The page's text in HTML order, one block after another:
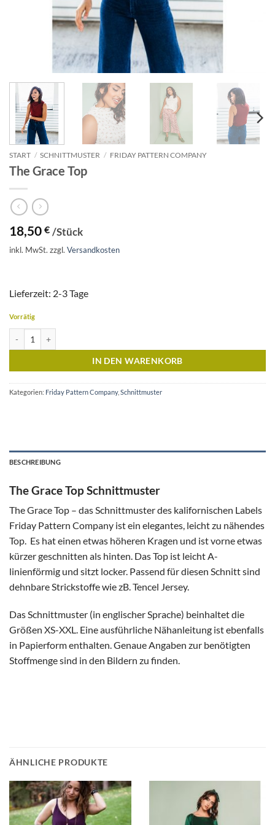
START / SCHNITTMUSTER / FRIDAY PATTERN COMPANY
The Grace Top
18,50 € /Stück
inkl. MwSt. zzgl. Versandkosten
Lieferzeit: 2-3 Tage
Vorrätig
IN DEN WARENKORB
Kategorien: Friday Pattern Company, Schnittmuster
BESCHREIBUNG
The Grace Top Schnittmuster
The Grace Top – das Schnittmuster des kalifornischen Labels
Friday Pattern Company ist ein elegantes, leicht zu nähendes
Top. Es hat einen etwas höheren Kragen und ist vorne etwas
kürzer geschnitten als hinten. Das Top ist leicht A-
linienförmig und sitzt locker. Passend für diesen Schnitt sind
dehnbare Strickstoffe wie zB. Tencel Jersey.
Das Schnittmuster (in englischer Sprache) beinhaltet die
Größen XS-XXL. Eine ausführliche Nähanleitung ist ebenfalls
in Papierform enthalten. Genaue Angaben zur benötigten
Stoffmenge sind in den Bildern zu finden.
ÄHNLICHE PRODUKTE